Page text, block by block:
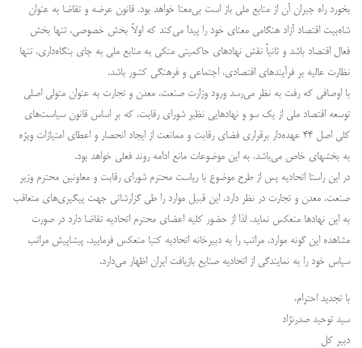
بخورد راه جبران آن از منابع ملی باز است بی‌معنا خواهد بود. قانون عرضه و تقاضا به عنوان
شاه‌بیت اقتصاد آزاد هنگامی معنای خود را پیدا می‌کند که اولاً بخش خصوصی، تنها بخش
فعال اقتصاد باشد و ثانیاً نقش نهادهای حاکمیتی متکی به منابع ملی به جای بنگاه‌داری، تنها
نظارت عالیه بر فرآیندهای اقتصادی، اجتماعی و فرهنگی کشور باشد.
با اوصافی که رفت به نظر می‌رسد ورود وزارت صنعت، معدن و تجارت به عنوان متولی اصلی
توسعه اقتصاد ملی از یک سو و نهادهایی نظیر شورای رقابت، که بر اساس قانون سیاست‌های
کلی اصل ۴۴ عهده‌دار برقراری فضای رقابت و ممانعت از ایجاد انحصار و اعطای امتیازات ویژه
به بخشهای خاص می‌باشد، به این موضوعات مانع ادامه روند فعلی خواهد بود.
در این راستا اتحادیه پس از طرح موضوع با ریاست محترم شورای رقابت و معاونین محترم وزیر
صنعت، معدن و تجارت در نظر دارد، این قبیل موارد را طی گزارشاتی جهت پیگیری‌های متعاقب
به این نهادها منعکس نماید. لذا از حضور کلیه اعضای محترم اتحادیه تقاضا دارد در صورت
مشاهده این گونه موارد، مراتب را به دبیرخانه اتحادیه کتبا منعکس فرمایید. پیشاپیش مراتب
سپاس خود را به نمایندگی از اتحادیه صنایع بازیافت ایران اظهار می‌دارد.
با تجدید احترام،
سید توحید صدرنژاد
دبیر کل